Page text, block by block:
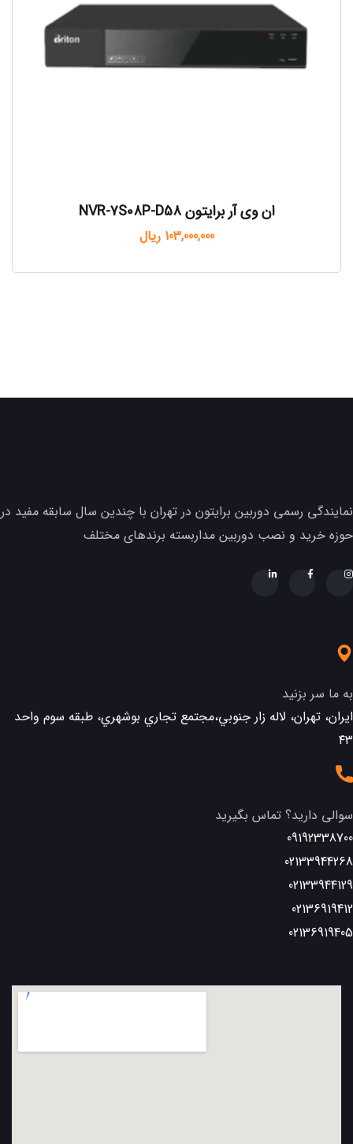
ان وی آر برایتون NVR-7S08P-D58
103,000,000 ریال
نمایندگی رسمی دوربین برایتون در تهران با چندین سال سابقه مفید در
حوزه خرید و نصب دوربین مداربسته برندهای مختلف
به ما سر بزنید
ایران، تهران، لاله زار جنوبي،مجتمع تجاري بوشهري، طبقه سوم واحد
٤٣
سوالی دارید؟ تماس بگیرید
09192338700
02133944268
02133944129
02136919412
02136919405